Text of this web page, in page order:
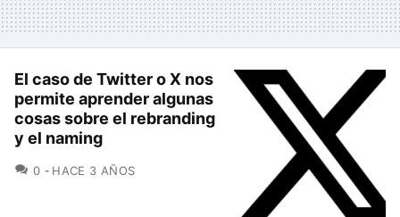
El caso de Twitter o X nos
permite aprender algunas
cosas sobre el rebranding
y el naming
0 COMENTARIOS
HACE 3 AÑOS